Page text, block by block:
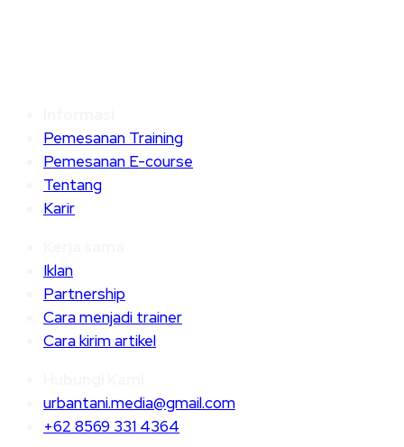
Pemesanan Training
Pemesanan E-course
Tentang
Karir
Iklan
Partnership
Cara menjadi trainer
Cara kirim artikel
urbantani.media@gmail.com
+62 8569 331 4364